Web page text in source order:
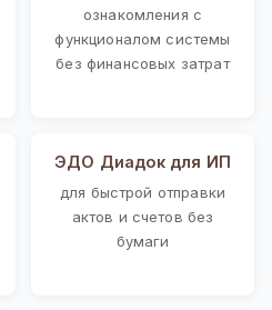
ознакомления с
функционалом системы
без финансовых затрат
ЭДО Диадок для ИП
для быстрой отправки
актов и счетов без
бумаги